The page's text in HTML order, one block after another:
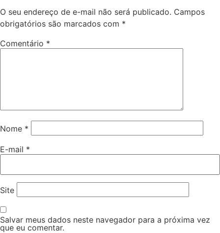
O seu endereço de e-mail não será publicado. Campos
obrigatórios são marcados com *
Comentário *
Nome *
E-mail *
Site
Salvar meus dados neste navegador para a próxima vez
que eu comentar.